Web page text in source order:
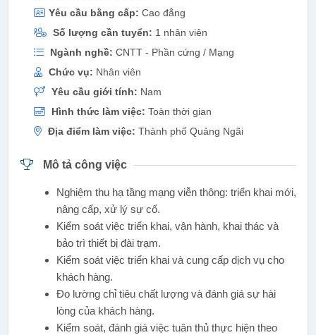
Yêu cầu bằng cấp: Cao đẳng
Số lượng cần tuyển: 1 nhân viên
Ngành nghề: CNTT - Phần cứng / Mạng
Chức vụ: Nhân viên
Yêu cầu giới tính: Nam
Hình thức làm việc: Toàn thời gian
Địa điểm làm việc: Thành phố Quảng Ngãi
Mô tả công việc
Nghiệm thu hạ tầng mạng viễn thông: triển khai mới,
nâng cấp, xử lý sự cố.
Kiểm soát việc triển khai, vận hành, khai thác và
bảo trì thiết bị đài trạm.
Kiểm soát việc triển khai và cung cấp dịch vụ cho
khách hàng.
Đo lường chỉ tiêu chất lượng và đánh giá sự hài
lòng của khách hàng.
Kiểm soát, đánh giá việc tuân thủ thực hiện theo